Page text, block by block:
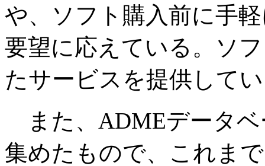
や、ソフト購入前に手
要望に応えている。ソ
たサービスを提供して
また、ADMEデータベ
集めたもので、これま